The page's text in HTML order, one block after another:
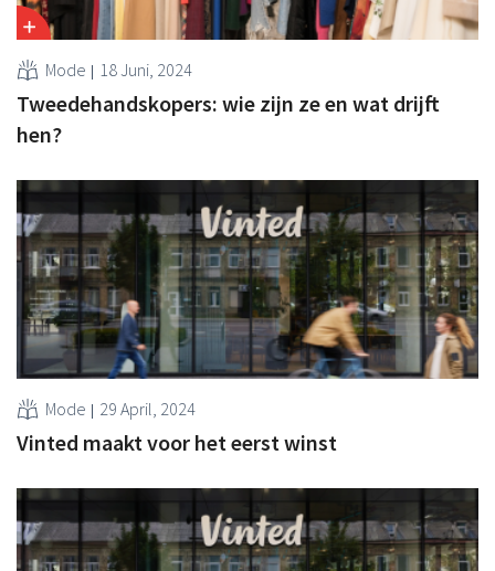
Mode 18 Juni, 2024
Tweedehandskopers: wie zijn ze en wat drijft
hen?
Mode 29 April, 2024
Vinted maakt voor het eerst winst